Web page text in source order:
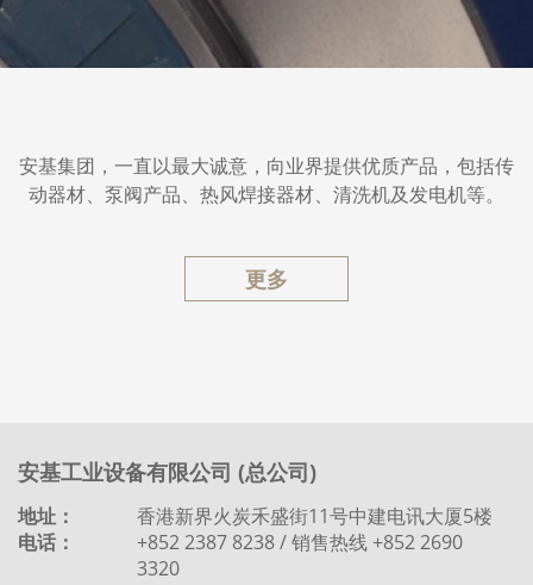
安基集团，一直以最大诚意，向业界提供优质产品，包括传
动器材、泵阀产品、热风焊接器材、清洗机及发电机等。
更多
安基工业设备有限公司 (总公司)
地址：
香港新界火炭禾盛街11号中建电讯大厦5楼
电话：
+852 2387 8238 / 销售热线 +852 2690
3320